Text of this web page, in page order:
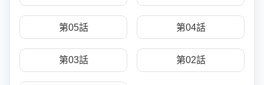
第05話 第04話
第03話 第02話